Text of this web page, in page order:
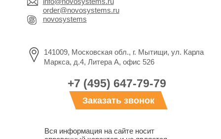
order@novosystems.ru
novosystems
141009, Московская обл., г. Мытищи, ул. Карла
Маркса, д.4, Литера А, офис 526
+7 (495) 647-79-79
Заказать звонок
Вся информация на сайте носит